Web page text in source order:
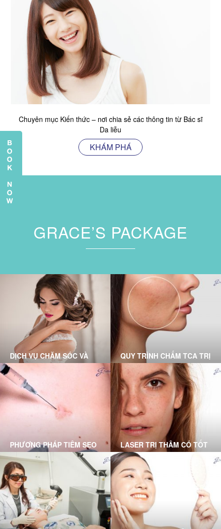
Chuyên mục Kiến thức – nơi chia sẻ các thông tin từ Bác sĩ
Da liễu
KHÁM PHÁ
GRACE’S PACKAGE
DỊCH VỤ CHĂM SÓC VÀ
ĐIỀU TRỊ TẠI PHÒNG
KHÁM DA LIỄU GRACE
SKINCARE CLINIC
QUY TRÌNH CHẤM TCA TRỊ
SẸO RỖ CHUẨN Y KHOA
TẠI GRACE SKINCARE
CLINIC
PHƯƠNG PHÁP TIÊM SẸO
LỒI DO BÁC SĨ DA LIỄU
THỰC HIỆN
LASER TRỊ THÂM CÓ TỐT
KHÔNG? DƯỚI ĐÂY LÀ
LỜI GIẢI ĐÁP DÀNH CHO
BẠN